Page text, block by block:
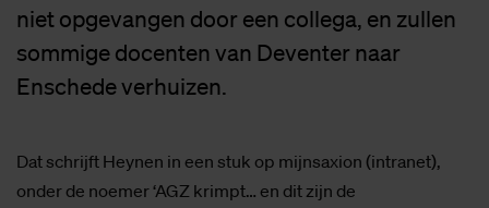
niet opgevangen door een collega, en zullen
sommige docenten van Deventer naar
Enschede verhuizen.
Dat schrijft Heynen in een stuk op mijnsaxion (intranet),
onder de noemer ‘AGZ krimpt… en dit zijn de